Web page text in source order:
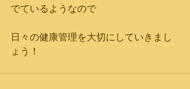
でているようなので
日々の健康管理を大切にしていきまし
ょう！